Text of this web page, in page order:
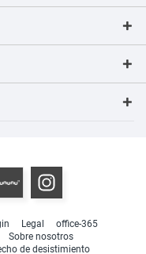
Legal
office-365
Sobre nosotros
de desistimiento